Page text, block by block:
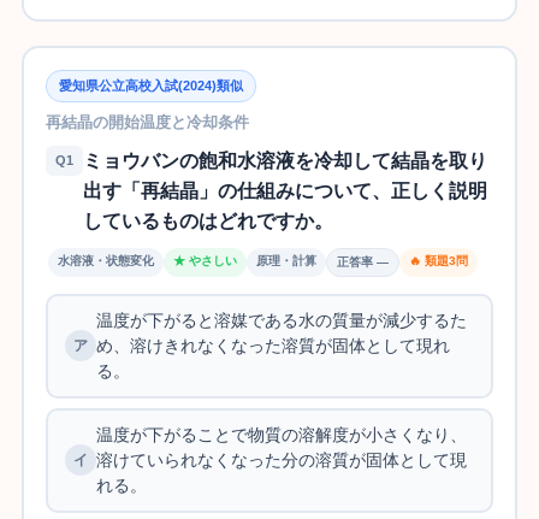
愛知県公立高校入試(2024)類似
再結晶の開始温度と冷却条件
Q1
ミョウバンの飽和水溶液を冷却して結晶を取り
出す「再結晶」の仕組みについて、正しく説明
しているものはどれですか。
水溶液・状態変化 ★ やさしい 原理・計算 正答率 — 🔥 類題3問
温度が下がると溶媒である水の質量が減少するた
め、溶けきれなくなった溶質が固体として現れ
る。
温度が下がることで物質の溶解度が小さくなり、
溶けていられなくなった分の溶質が固体として現
れる。